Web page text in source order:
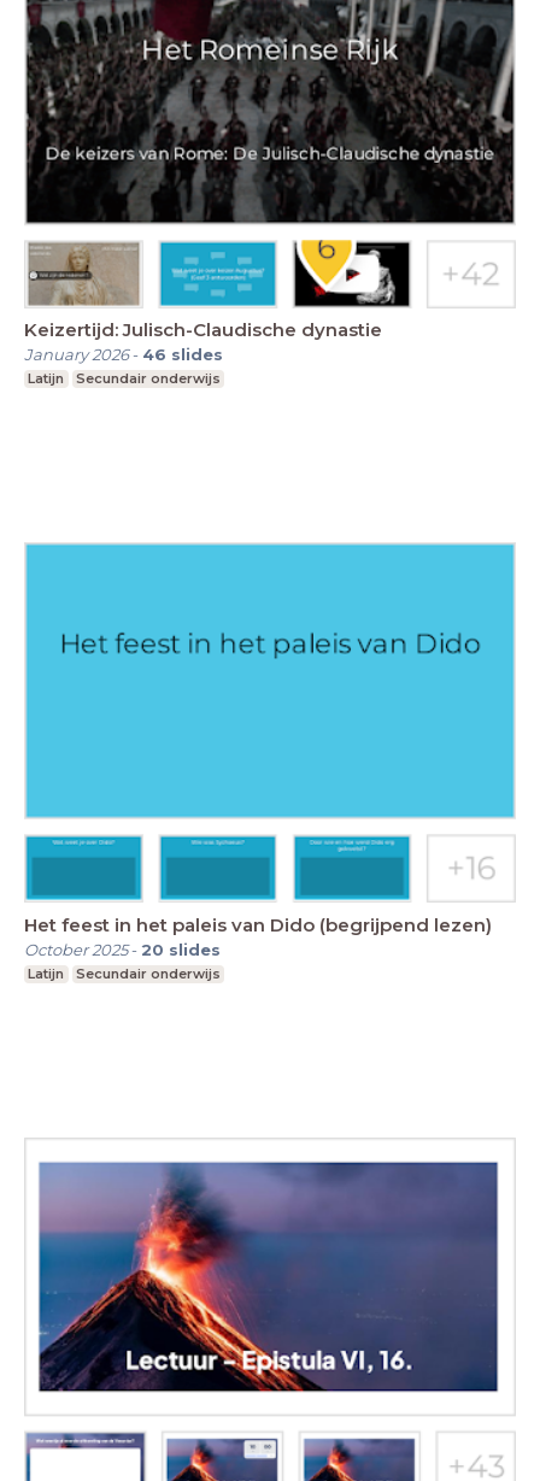
Keizertijd: Julisch-Claudische dynastie
January 2026- 46 slides
Latijn Secundair onderwijs
Het feest in het paleis van Dido (begrijpend lezen)
October 2025- 20 slides
Latijn Secundair onderwijs